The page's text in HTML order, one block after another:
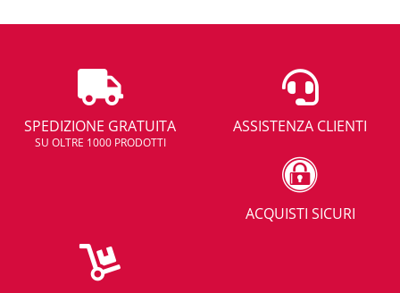
SPEDIZIONE GRATUITA
SU OLTRE 1000 PRODOTTI
ASSISTENZA CLIENTI
ACQUISTI SICURI